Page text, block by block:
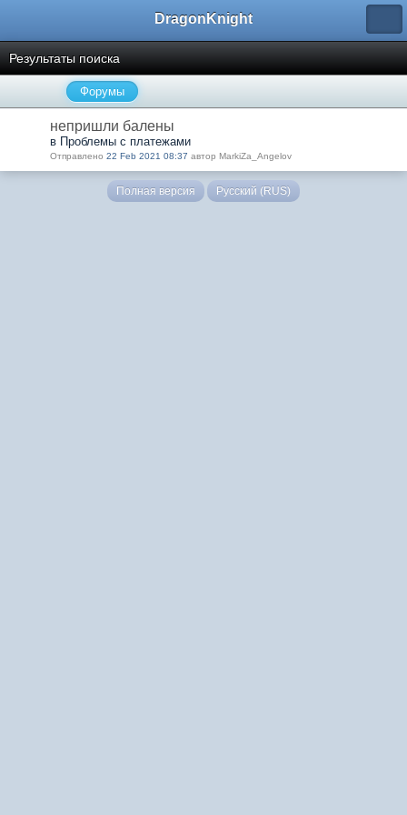
DragonKnight
Результаты поиска
Форумы
непришли балены
в Проблемы с платежами
Отправлено 22 Feb 2021 08:37 автор MarkiZa_Angelov
Полная версия Русский (RUS)